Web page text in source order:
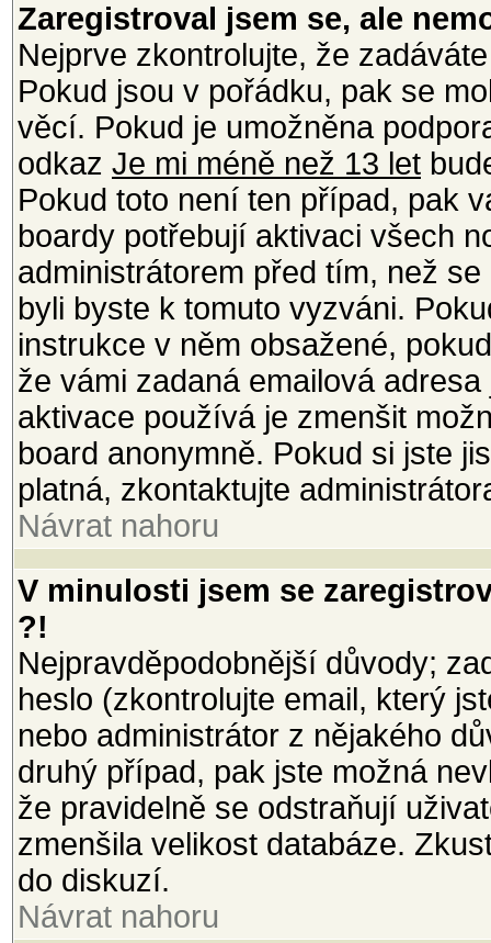
Zaregistroval jsem se, ale
Nejprve zkontrolujte, že
Pokud jsou v pořádku, pak se
věcí. Pokud je umožněna
odkaz Je mi méně než 13 let
Pokud toto není ten případ, pak
boardy potřebují aktivaci všech
administrátorem před tím, než
byli byste k tomuto vyzváni.
instrukce v něm obsažené,
že vámi zadaná emailová
aktivace používá je zmenšit
board anonymně. Pokud si jste
platná, zkontaktujte
Návrat nahoru
V minulosti jsem se
?!
Nejpravděpodobnější důvody;
heslo (zkontrolujte email, který
nebo administrátor z nějakého
druhý případ, pak jste možná
že pravidelně se odstraňují
zmenšila velikost databáze.
do diskuzí.
Návrat nahoru